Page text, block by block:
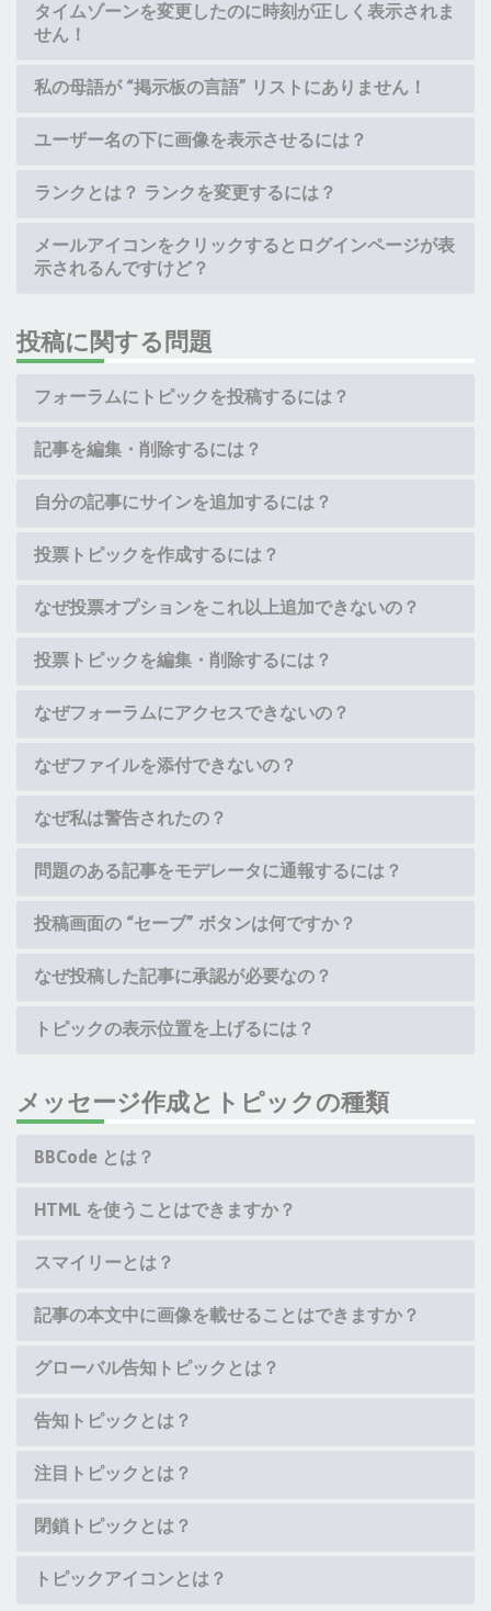
タイムゾーンを変更したのに時刻が正しく表示されま
せん！
私の母語が “掲示板の言語” リストにありません！
ユーザー名の下に画像を表示させるには？
ランクとは？ ランクを変更するには？
メールアイコンをクリックするとログインページが表
示されるんですけど？
投稿に関する問題
フォーラムにトピックを投稿するには？
記事を編集・削除するには？
自分の記事にサインを追加するには？
投票トピックを作成するには？
なぜ投票オプションをこれ以上追加できないの？
投票トピックを編集・削除するには？
なぜフォーラムにアクセスできないの？
なぜファイルを添付できないの？
なぜ私は警告されたの？
問題のある記事をモデレータに通報するには？
投稿画面の “セーブ” ボタンは何ですか？
なぜ投稿した記事に承認が必要なの？
トピックの表示位置を上げるには？
メッセージ作成とトピックの種類
BBCode とは？
HTML を使うことはできますか？
スマイリーとは？
記事の本文中に画像を載せることはできますか？
グローバル告知トピックとは？
告知トピックとは？
注目トピックとは？
閉鎖トピックとは？
トピックアイコンとは？